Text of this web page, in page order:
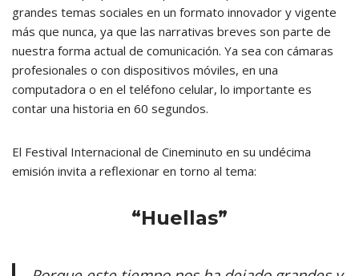
grandes temas sociales en un formato innovador y vigente
más que nunca, ya que las narrativas breves son parte de
nuestra forma actual de comunicación. Ya sea con cámaras
profesionales o con dispositivos móviles, en una
computadora o en el teléfono celular, lo importante es
contar una historia en 60 segundos.
El Festival Internacional de Cineminuto en su undécima
emisión invita a reflexionar en torno al tema:
“Huellas”